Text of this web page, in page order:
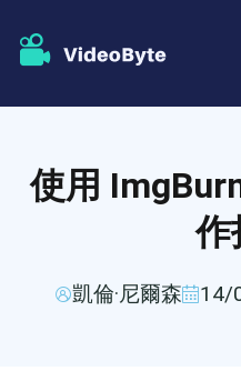
BD-DVD 開膛手
店鋪
使用
作
凱倫·尼爾森 14/